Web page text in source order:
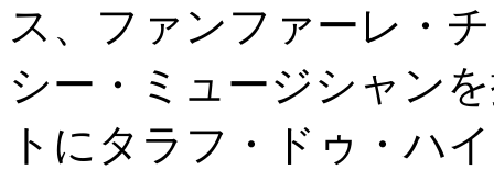
ス、ファンファーレ・
シー・ミュージシャン
トにタラフ・ドゥ・